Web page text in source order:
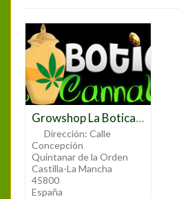
Growshop La Botica del Cannabis
Dirección: Calle
Concepción
Quintanar de la Orden
Castilla-La Mancha
45800
España